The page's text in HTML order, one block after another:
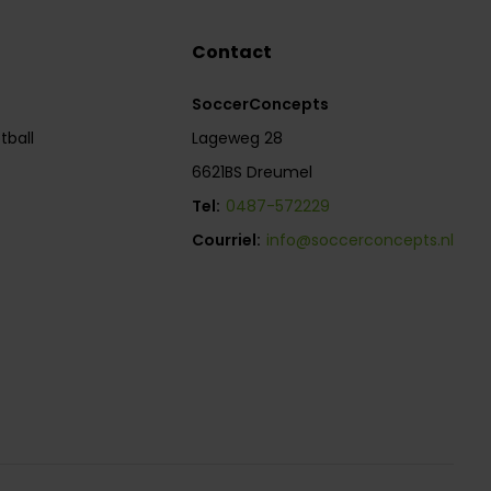
Contact
SoccerConcepts
Lageweg 28
6621BS Dreumel
Tel: 0487-572229
Courriel: info@soccerconcepts.nl